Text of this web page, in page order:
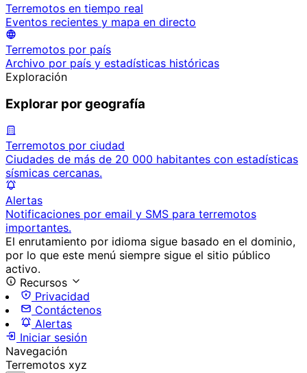
Terremotos en tiempo real
Eventos recientes y mapa en directo
Terremotos por país
Archivo por país y estadísticas históricas
Exploración
Explorar por geografía
Terremotos por ciudad
Ciudades de más de 20 000 habitantes con estadísticas
sísmicas cercanas.
Alertas
Notificaciones por email y SMS para terremotos
importantes.
El enrutamiento por idioma sigue basado en el dominio,
por lo que este menú siempre sigue el sitio público
activo.
Recursos
Privacidad
Contáctenos
Alertas
Iniciar sesión
Navegación
Terremotos xyz